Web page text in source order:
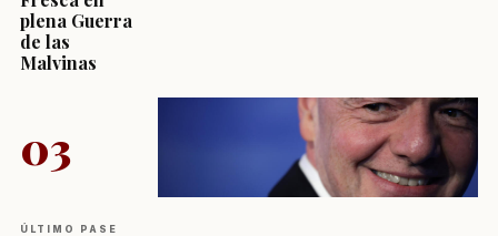
plena Guerra
de las
Malvinas
03
ÚLTIMO PASE